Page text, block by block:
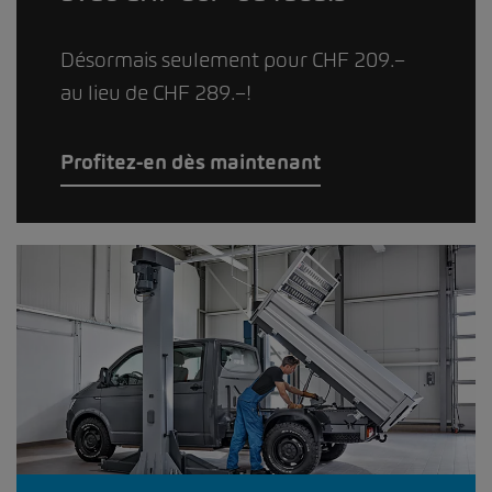
Désormais seulement pour CHF 209.–
au lieu de CHF 289.–!
Profitez-en dès maintenant